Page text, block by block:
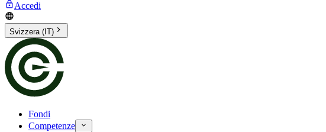
Accedi
Svizzera (IT)
Fondi
Competenze